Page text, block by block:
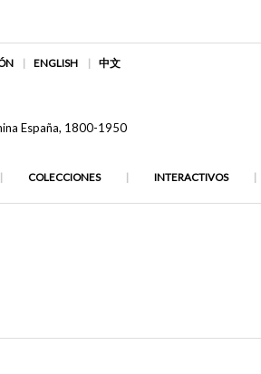
ENGLISH 中文
COLECCIONES INTERACTIVOS